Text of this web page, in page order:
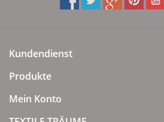
Kundendienst
Produkte
Mein Konto